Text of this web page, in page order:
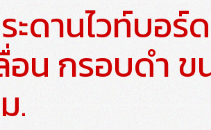
ะดานไวท์บอ
อน กรอบดำ ข
.